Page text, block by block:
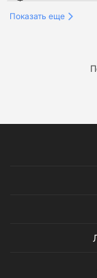
Творческие
Лагеря в
Лагеря в
Показать еще